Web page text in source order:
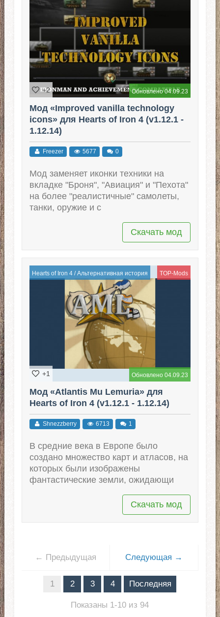
Обновлено 04.09.23
+2
Мод «Improved vanilla technology
icons» для Hearts of Iron 4 (v1.12.1 -
1.12.14)
Freezer 5677 0
Мод заменяет иконки техники на
вкладке "Броня", "Авиация" и "Пехота"
на более "реалистичные" самолеты,
танки, оружие и с
Скачать мод
Hearts of Iron 4/Альтернативная история TOP-Mods
Обновлено 04.09.23
+1
Мод «Atlantis Mu Lemuria» для
Hearts of Iron 4 (v1.12.1 - 1.12.14)
Shnezzberry 6713 1
В средние века в Европе было
создано множество карт и атласов, на
которых были изображены
фантастические земли, ожидающи
Скачать мод
← Предыдущая Следующая →
1 2 3 4 Последняя
Показаны 1-10 из 94